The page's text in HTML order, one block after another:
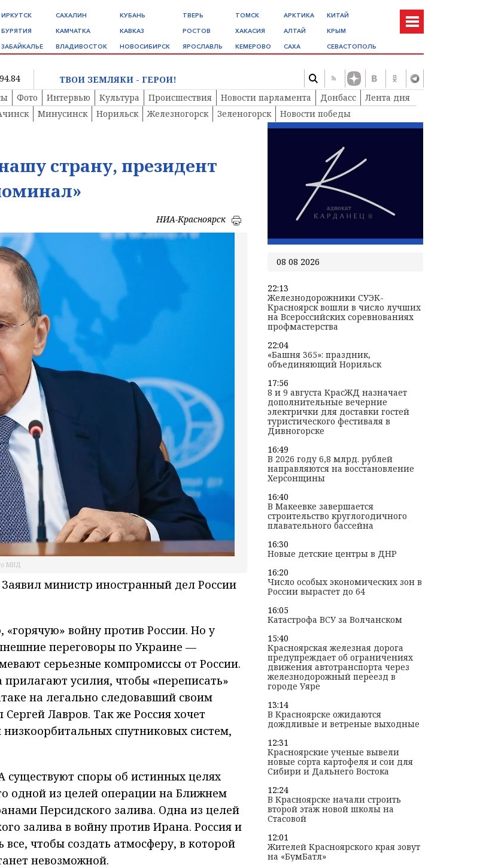
ИРКУТСК
БУРЯТИЯ
ЗАБАЙКАЛЬЕ
САХАЛИН
КАМЧАТКА
ВЛАДИВОСТОК
КУБАНЬ
КАВКАЗ
НОВОСИБИРСК
ТВЕРЬ
РОСТОВ
ЯРОСЛАВЛЬ
ТОМСК
ХАКАСИЯ
КЕМЕРОВО
АРКТИКА
АЛТАЙ
САХА
КИТАЙ
КРЫМ
СЕВАСТОПОЛЬ
ТВОИ ЗЕМЛЯКИ - ГЕРОИ!
Фото Интервью Культура Происшествия Новости парламента Донбасс
Лента дня
Минусинск Норильск Железногорск Зеленогорск
Новости победы
страну, президент
НИА-Красноярск
МИД
министр иностранный дел России
войну против России. Но у
переговоры по Украине —
серьезные компромиссы от России.
усилия, чтобы «переписать»
на легально следовавший своим
Лавров. Так же Россия хочет
спутниковых систем,
споры об истинных целях
одной из целей операции на Ближнем
Персидского залива. Одна из целей
залива в войну против Ирана. Россия и
чтобы создать атмосферу, в которой
невозможной.
08 08 2026
22:13
Железнодорожники СУЭК-
Красноярск вошли в число лучших
на Всероссийских соревнованиях
профмастерства
22:04
«Башня 365»: праздник,
объединяющий Норильск
17:56
8 и 9 августа КрасЖД назначает
дополнительные вечерние
электрички для доставки гостей
туристического фестиваля в
Дивногорске
16:49
В 2026 году 6,8 млрд. рублей
направляются на восстановление
Херсонщины
16:40
В Макеевке завершается
строительство круглогодичного
плавательного бассейна
16:30
Новые детские центры в ДНР
16:20
Число особых экономических зон в
России вырастет до 64
16:05
Катастрофа ВСУ за Волчанском
15:40
Красноярская железная дорога
предупреждает об ограничениях
движения автотранспорта через
железнодорожный переезд в
городе Уяре
13:14
В Красноярске ожидаются
дождливые и ветреные выходные
12:31
Красноярские ученые вывели
новые сорта картофеля и сои для
Сибири и Дальнего Востока
12:24
В Красноярске начали строить
второй этаж новой школы на
Стасовой
12:01
Жителей Красноярского края зовут
на «БумБатл»